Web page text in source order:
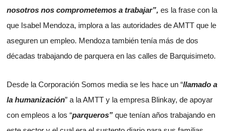
nosotros nos comprometemos a trabajar”, es la frase con la
que Isabel Mendoza, implora a las autoridades de AMTT que le
aseguren un empleo. Mendoza también tenía más de dos
décadas trabajando de parquera en las calles de Barquisimeto.
Desde la Corporación Somos media se les hace un “llamado a
la humanización” a la AMTT y la empresa Blinkay, de apoyar
con empleos a los “parqueros” que tenían años trabajando en